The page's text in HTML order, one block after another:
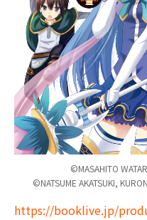
©MASAHITO
©NATSUME AKATSUKI,
https://booklive.jp/